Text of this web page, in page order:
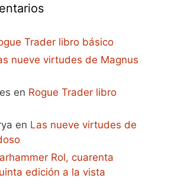
Trader libro básico
nueve virtudes de Magnus
en Rogue Trader libro
en Las nueve virtudes de
Rol, cuarenta
edición a la vista